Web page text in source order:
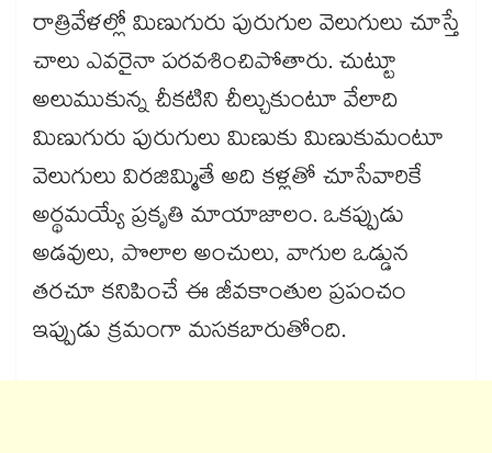
రాత్రివేళల్లో మిణుగురు పురుగుల వెలుగులు చూస్తే
చాలు ఎవరైనా పరవశించిపోతారు. చుట్టూ
అలుముకున్న చీకటిని చీల్చుకుంటూ వేలాది
మిణుగురు పురుగులు మిణుకు మిణుకుమంటూ
వెలుగులు విరజిమ్మితే అది కళ్లతో చూసేవారికే
అర్థమయ్యే ప్రకృతి మాయాజాలం. ఒకప్పుడు
అడవులు, పొలాల అంచులు, వాగుల ఒడ్డున
తరచూ కనిపించే ఈ జీవకాంతుల ప్రపంచం
ఇప్పుడు క్రమంగా మసకబారుతోంది.